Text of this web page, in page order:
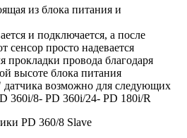
из блока питания и
и подключается, а после
сенсор просто надевается
прокладки провода благодаря
высоте блока питания
возможно для следующих
360i/8- PD 360i/24- PD 180i/R
PD 360/8 Slave